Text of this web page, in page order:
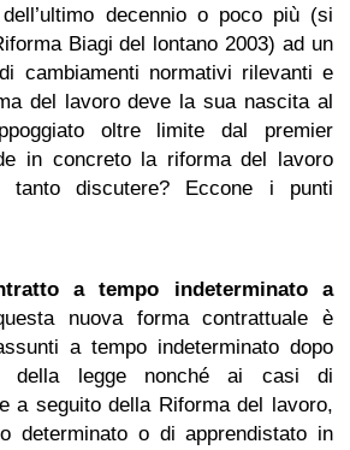
decennio o poco più (si
Biagi del lontano 2003) ad un
cambiamenti normativi rilevanti e
del lavoro deve la sua nascita al
oltre limite dal premier
in concreto la riforma del lavoro
discutere? Eccone i punti
a tempo indeterminato a
nuova forma contrattuale è
a tempo indeterminato dopo
della legge nonché ai casi di
a seguito della Riforma del lavoro,
determinato o di apprendistato in